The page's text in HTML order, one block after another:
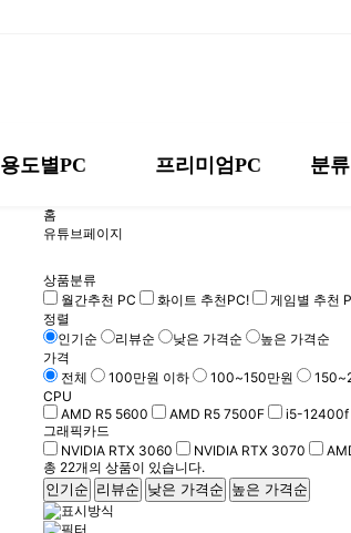
스마트 오피스
포토샵/일러스트
프리미어/에펙
3D 렌더링
크리에이터PC
AI 워크스테이션
배틀그라운드 추천PC
고민없이 선택하는 PC방 압살사양
용도별PC
사무용 추천PC
하루 종일 문서 작업해도 부드럽게!
프리미엄PC
감성 화이트
올 화이트 PC는 이걸로 끝!
분
감성 화이트
올 화이트 PC는 이걸로 끝!
모니터
찾으시는 모니터 전부~ 여기 있어요!
DIY 인텔
막강한 인텔 세트를 DIY로 원하는 입맛에 맞
홈
유튜브페이지
상품분류
월간추천 PC
화이트 추천PC! 게임별 추천
정렬
인기순
리뷰순 낮은 가격순
높은 가격순
가격
전체
100만원 이하 100~150만원
CPU
AMD R5 5600
AMD R5 7500F
i5-12400f
그래픽카드
NVIDIA RTX 3060
NVIDIA RTX 3070
총 22개의 상품이 있습니다.
인기순 리뷰순 낮은 가격순 높은 가격순